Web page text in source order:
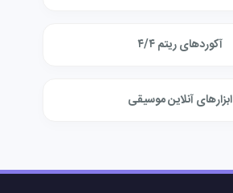
آکوردهای ریتم ۴/۴
ابزارهای آنلاین موسیقی